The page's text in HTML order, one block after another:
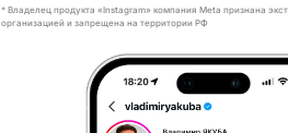
* Владелец продукта «Instagram» компания Meta признана
организацией и запрещена на территории РФ